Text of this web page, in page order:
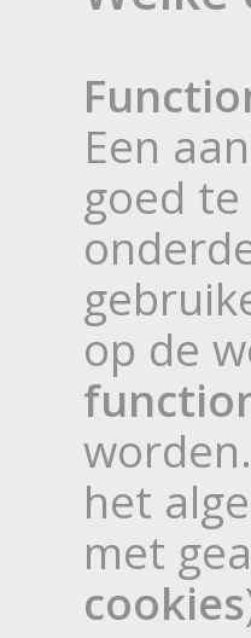
Een
goed
op de
het
met
cookies